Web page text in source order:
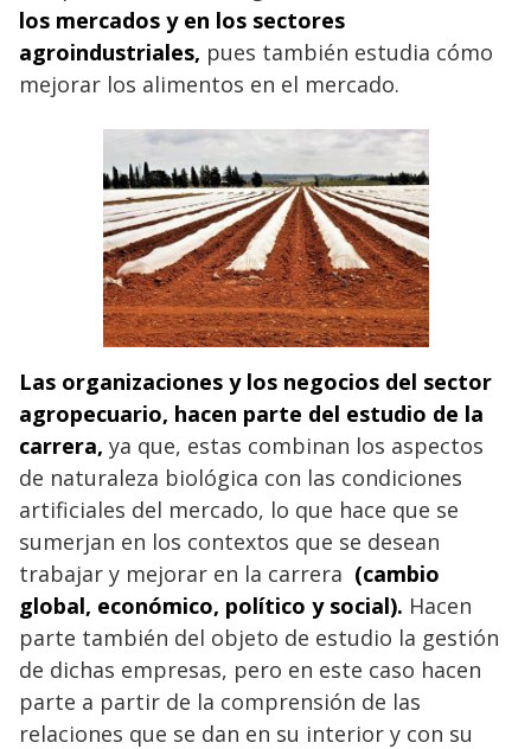
los mercados y en los sectores
agroindustriales, pues también estudia cómo
mejorar los alimentos en el mercado.
Las organizaciones y los negocios del sector
agropecuario, hacen parte del estudio de la
carrera, ya que, estas combinan los aspectos
de naturaleza biológica con las condiciones
artificiales del mercado, lo que hace que se
sumerjan en los contextos que se desean
trabajar y mejorar en la carrera (cambio
global, económico, político y social). Hacen
parte también del objeto de estudio la gestión
de dichas empresas, pero en este caso hacen
parte a partir de la comprensión de las
relaciones que se dan en su interior y con su